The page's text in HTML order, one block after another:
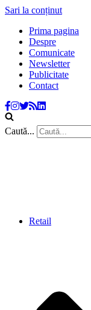
Sari la conținut
Prima pagina
Despre
Comunicate
Newsletter
Publicitate
Contact
Caută...
Retail